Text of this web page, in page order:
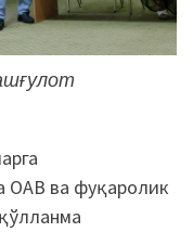
ОАВ ва фуқаролик